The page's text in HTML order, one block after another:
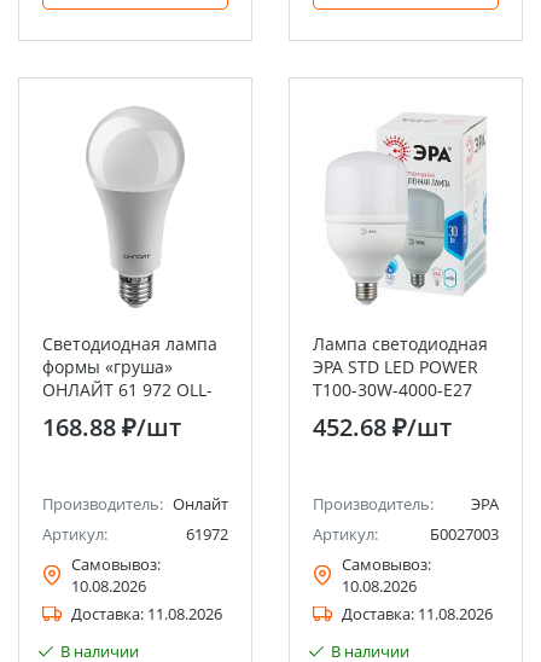
Светодиодная лампа
формы «груша»
ОНЛАЙТ 61 972 OLL-
A70-30-230-6.5K-E27
168.88 ₽/шт
Производитель: Онлайт
Артикул:
61972
Самовывоз:
10.08.2026
Доставка: 11.08.2026
В наличии
Лампа светодиодная
ЭРА STD LED POWER
T100-30W-4000-E27
кoлокол нейтральный
белый свет
452.68 ₽/шт
Производитель:
ЭРА
Артикул:
Б0027003
Самовывоз:
10.08.2026
Доставка: 11.08.2026
В наличии